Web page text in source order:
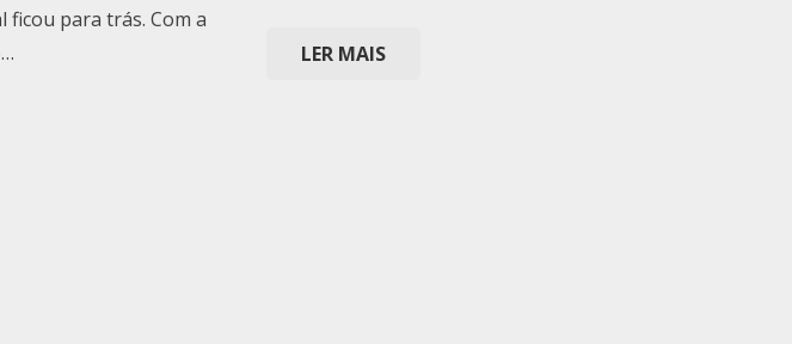
ficou para trás. Com a
LER MAIS